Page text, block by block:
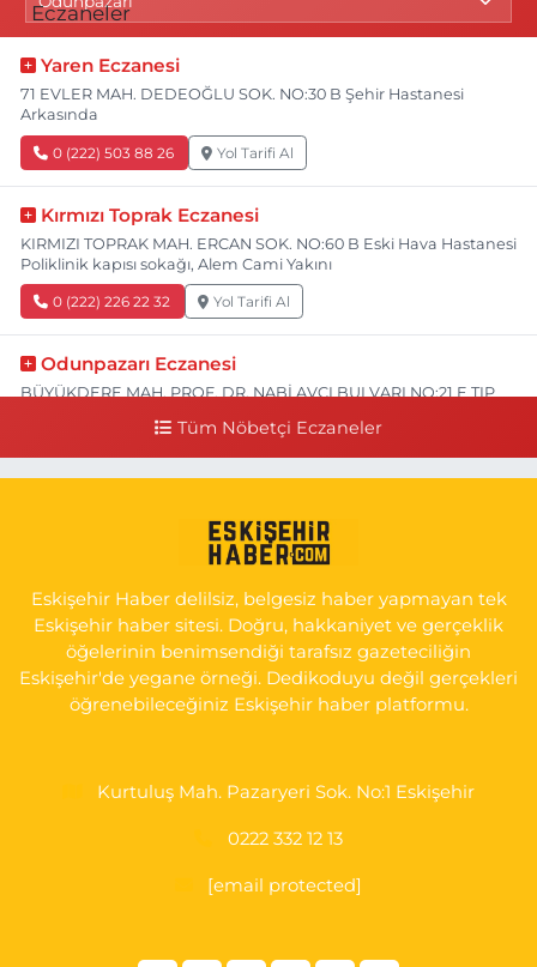
Yaren Eczanesi
71 EVLER MAH. DEDEOĞLU SOK. NO:30 B Şehir Hastanesi
Arkasında
0 (222) 503 88 26 Yol Tarifi Al
Kırmızı Toprak Eczanesi
KIRMIZI TOPRAK MAH. ERCAN SOK. NO:60 B Eski Hava Hastanesi
Poliklinik kapısı sokağı, Alem Cami Yakını
0 (222) 226 22 32 Yol Tarifi Al
Odunpazarı Eczanesi
BÜYÜKDERE MAH. PROF. DR. NABİ AVCI BULVARI NO:21 E TIP
YENİDOĞAN MH.ŞEHİT SERKAN ÖZAYDIN CD.8 B ESKİ DEVLET
0 (222) 237 75 17 Yol Tarifi Al
Tüm Nöbetçi Eczaneler
Eskişehir Haber delilsiz, belgesiz haber yapmayan tek
Eskişehir haber sitesi. Doğru, hakkaniyet ve gerçeklik
öğelerinin benimsendiği tarafsız gazeteciliğin
Eskişehir'de yegane örneği. Dedikoduyu değil gerçekleri
öğrenebileceğiniz Eskişehir haber platformu.
Kurtuluş Mah. Pazaryeri Sok. No:1 Eskişehir
0222 332 12 13
[email protected]